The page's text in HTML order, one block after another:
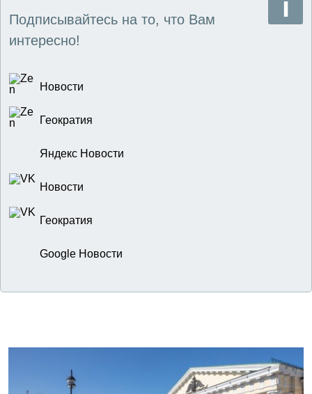
Подписывайтесь на то, что Вам
интересно!
Новости
Геократия
Яндекс Новости
Новости
Геократия
Google Новости